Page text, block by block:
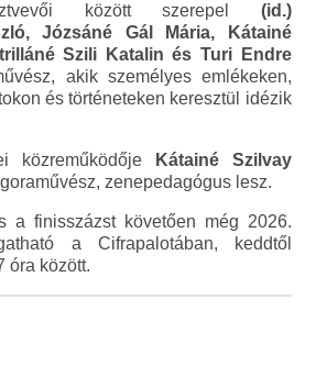
között szerepel (id.)
Józsáné Gál Mária, Kátainé
Szili Katalin és Turi Endre
akik személyes emlékeken,
és történeteken keresztül idézik
közreműködője
Kátainé Szilvay
zenepedagógus lesz.
a finisszázst követően még 2026.
a Cifrapalotában, keddtől
óra között.